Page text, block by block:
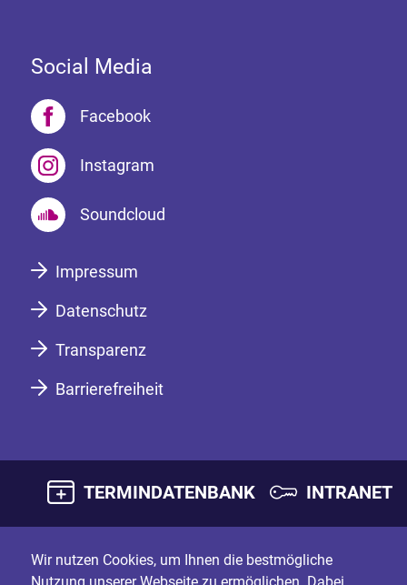
Social Media
Facebook
Instagram
Soundcloud
Impressum
Datenschutz
Transparenz
Barrierefreiheit
TERMINDATENBANK INTRANET
Wir nutzen Cookies, um Ihnen die bestmögliche
Nutzung unserer Webseite zu ermöglichen. Dabei